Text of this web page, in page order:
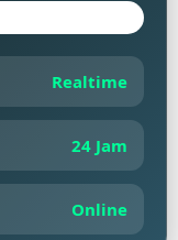
Realtime
24 Jam
Online